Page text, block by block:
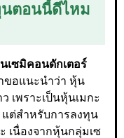
นตอนนี้ดีไหม
เซมิคอนดักเตอร์
อแนะนำว่า หุ้น
เพราะเป็นหุ้นเมกะ
ต่สำหรับการลงทุน
เนื่องจากหุ้นกลุ่มเซ